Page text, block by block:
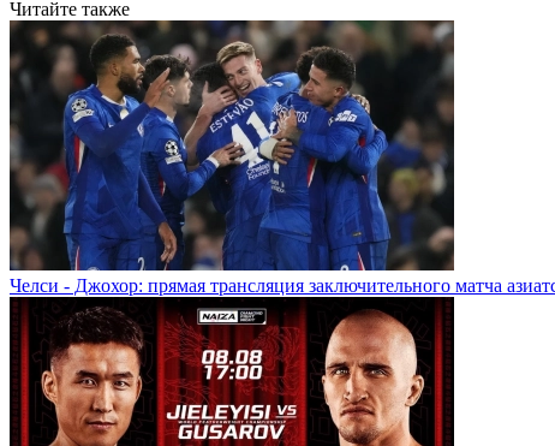
Читайте также
Челси - Джохор: прямая трансляция заключительного матча